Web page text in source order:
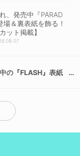
、発売中『PARAD
場＆裏表紙を飾る！
ット掲載】
の『FLASH』表紙